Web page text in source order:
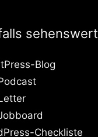
sehenswert
Blog
Checkliste